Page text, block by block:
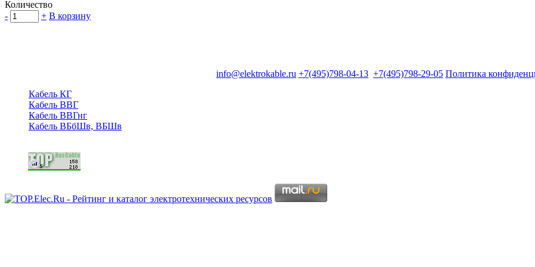
Количество
-
+ В корзину
info@elektrokable.ru +7(495)798-04-13 +7(495)798-29-05 Политика
Кабель КГ
Кабель ВВГ
Кабель ВВГнг
Кабель ВБбШв, ВБШв